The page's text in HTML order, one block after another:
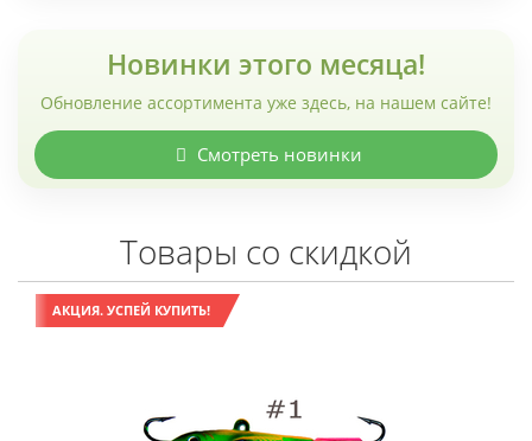
Новинки этого месяца!
Обновление ассортимента уже здесь, на нашем сайте!
Смотреть новинки
Товары со скидкой
АКЦИЯ. УСПЕЙ КУПИТЬ!